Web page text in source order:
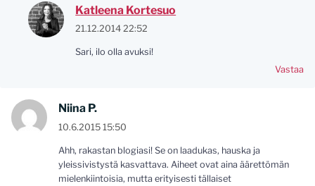
Katleena Kortesuo
21.12.2014 22:52
Sari, ilo olla avuksi!
Vastaa
Niina P.
10.6.2015 15:50
Ahh, rakastan blogiasi! Se on laadukas, hauska ja
yleissivistystä kasvattava. Aiheet ovat aina äärettömän
mielenkiintoisia, mutta erityisesti tällaiset